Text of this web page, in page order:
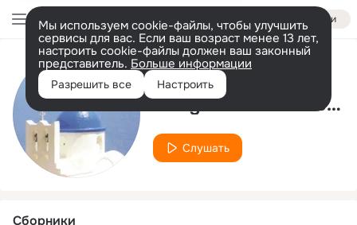
Войти
Мы используем cookie-файлы, чтобы улучшить
сервисы для вас. Если ваш возраст менее 13 лет,
настроить cookie-файлы должен ваш законный
представитель. Больше информации
Разрешить все Настроить
Исполнитель
Yiorgos Christodoulou
Слушать
Сборники